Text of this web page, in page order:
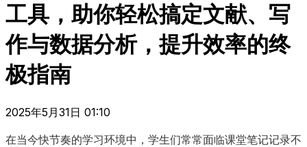
工具，助你轻松搞定文献、写
作与数据分析，提升效率的终
极指南
2025年5月31日 01:10
在当今快节奏的学习环境中，学生们常常面临课堂笔记记录不